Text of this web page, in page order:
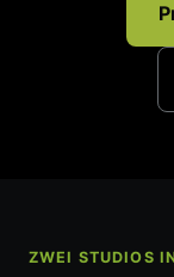
ZWEI STUDIOS